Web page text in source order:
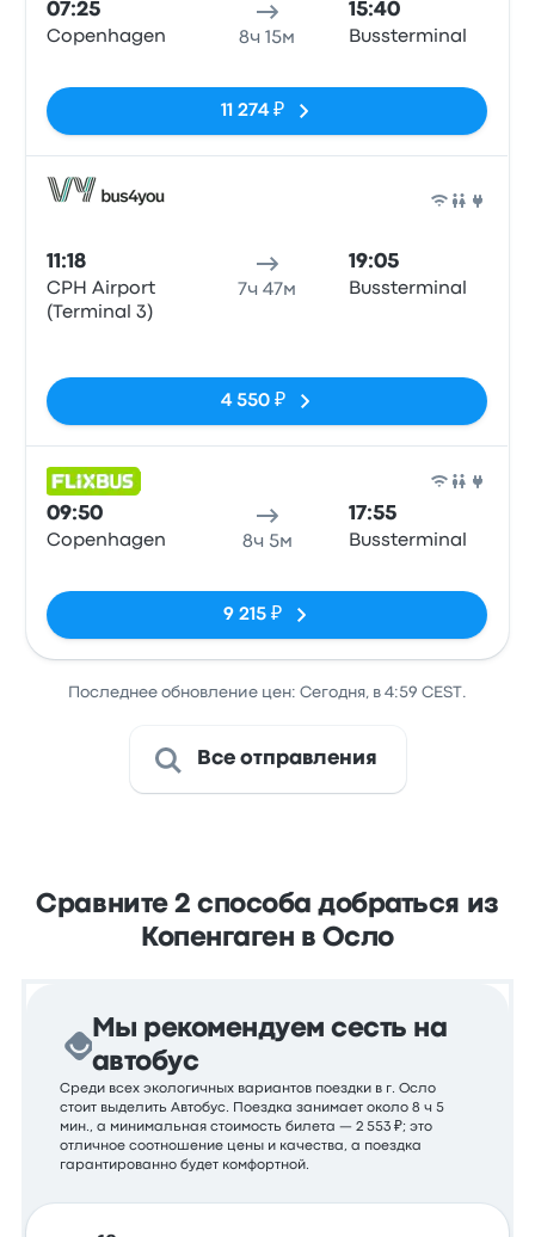
07:25
Copenhagen 8ч 15м
15:40
Bussterminal
11 274 ₽
11:18
CPH Airport
(Terminal 3)
7ч 47м
19:05
Bussterminal
4 550 ₽
09:50
Copenhagen 8ч 5м
17:55
Bussterminal
9 215 ₽
Последнее обновление цен: Сегодня, в 4:59 CEST.
Все отправления
Сравните 2 способа добраться из
Копенгаген в Осло
Мы рекомендуем сесть на
автобус
Среди всех экологичных вариантов поездки в г. Осло
стоит выделить Автобус. Поездка занимает около 8 ч 5
мин., а минимальная стоимость билета — 2 553 ₽; это
отличное соотношение цены и качества, а поездка
гарантированно будет комфортной.